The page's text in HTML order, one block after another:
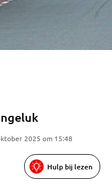
2025 om 15:48
Hulp bij lezen